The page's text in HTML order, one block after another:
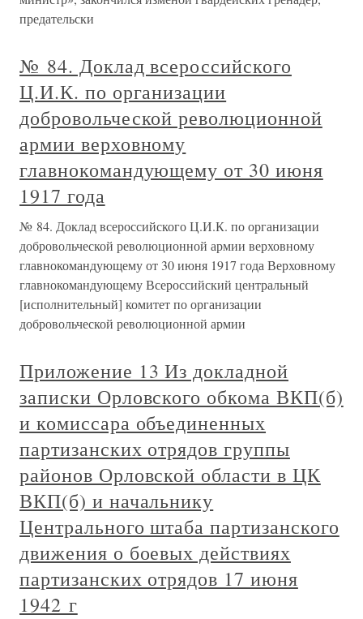
предательски
№ 84. Доклад всероссийского
Ц.И.К. по организации
добровольческой революционной
армии верховному
главнокомандующему от 30 июня
1917 года
№ 84. Доклад всероссийского Ц.И.К. по организации
добровольческой революционной армии верховному
главнокомандующему от 30 июня 1917 года Верховному
главнокомандующему Всероссийский центральный
[исполнительный] комитет по организации
добровольческой революционной армии
Приложение 13 Из докладной
записки Орловского обкома ВКП(б)
и комиссара объединенных
партизанских отрядов группы
районов Орловской области в ЦК
ВКП(б) и начальнику
Центрального штаба партизанского
движения о боевых действиях
партизанских отрядов 17 июня
1942 г